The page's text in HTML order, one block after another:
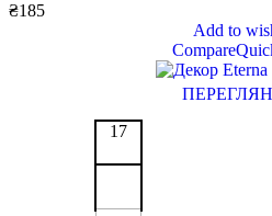
₴185
Add to
Compare
17